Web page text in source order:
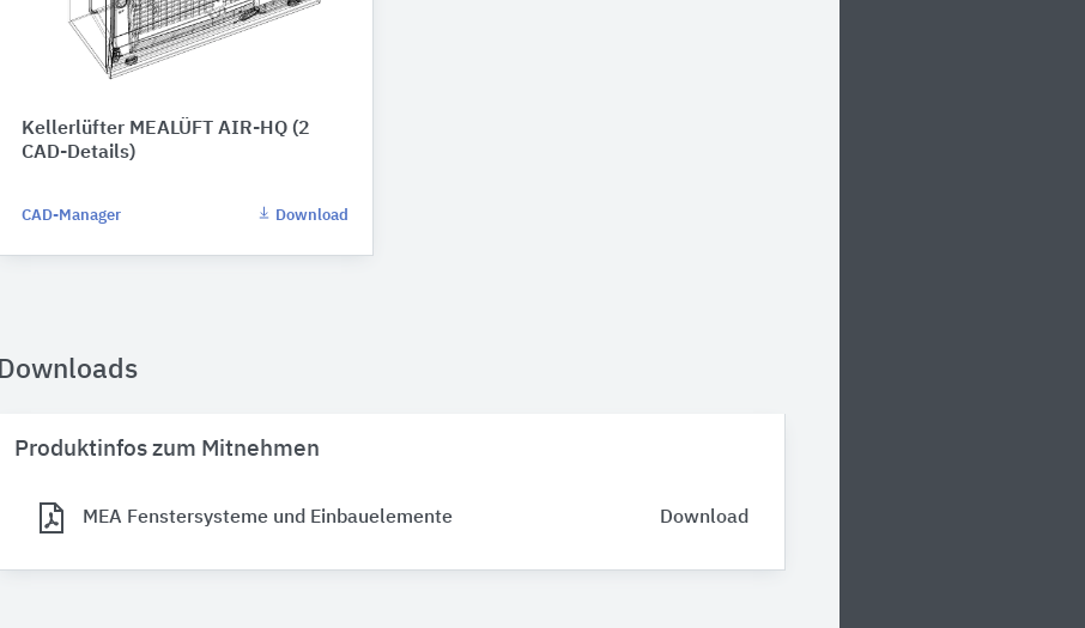
Kellerlüfter MEALÜFT AIR-HQ (2
CAD-Details)
CAD-Manager Download
Downloads
Produktinfos zum Mitnehmen
MEA Fenstersysteme und Einbauelemente Download